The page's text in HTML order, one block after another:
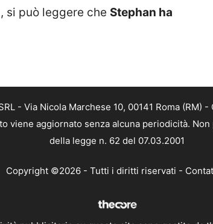
si può leggere che Stephan ha
- Via Nicola Marchese 10, 00141 Roma (RM)
viene aggiornato senza alcuna periodicità.
della legge n. 62 del 07.03.2001
Copyright ©2026 - Tutti i diritti riservati -